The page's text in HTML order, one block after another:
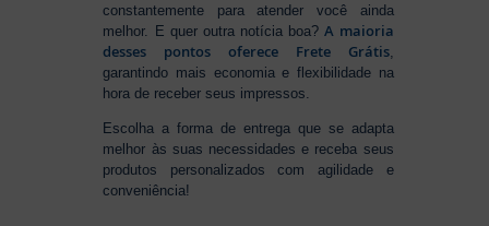
constantemente para atender você ainda
melhor. E quer outra notícia boa?A maioria
desses pontos oferece Frete Grátis,
garantindo mais economia e flexibilidade na
hora de receber seus impressos.
Escolha a forma de entrega que se adapta
melhor às suas necessidades e receba seus
produtos personalizados com agilidade e
conveniência!